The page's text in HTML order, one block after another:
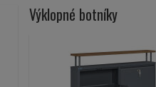
Výklopné botníky